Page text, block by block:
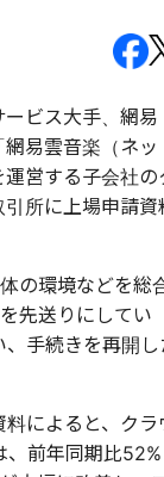
ービス大手、網易
網易雲音楽（ネッ
営する子会社の
所に上場申請資
の環境などを総
先送りにしてい
、手続きを再開し
によると、クラ
、前年同期比52%